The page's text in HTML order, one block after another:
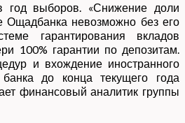
год выборов. «Снижение доли
Ощадбанка невозможно без его
гарантирования вкладов
100% гарантии по депозитам.
и вхождение иностранного
до конца текущего года
финансовый аналитик группы